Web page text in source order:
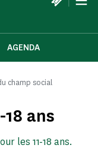
AGENDA
champ social
ans
les 11-18 ans.